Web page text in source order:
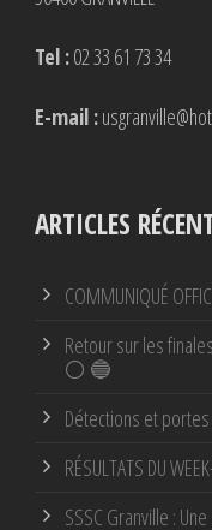
Tel :02 33 61 73 34
E-mail :
ARTICLES
COMMUNIQUÉ
Retour sur les
⚪ 🔵
Détections et
RÉSULTATS DU
SSSC Granville :